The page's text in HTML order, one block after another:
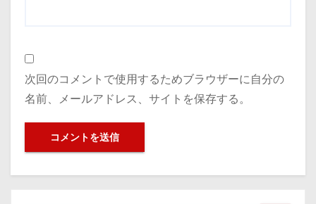
次回のコメントで使用するためブラウザーに自分の
名前、メールアドレス、サイトを保存する。